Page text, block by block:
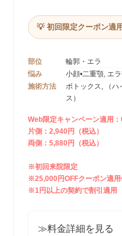
💡 初回限定クーポン適
部位
輪郭・エラ
悩み
小顔•二重顎, エラ
施術方法
ボトックス, （ハ
ス）
Web限定キャンペーン適用
片側：2,940円（税込）
両側：5,880円（税込）
※初回来院限定
※25,000円OFFクーポン適用
※1円以上の契約で割引適用
≫料金詳細を見る